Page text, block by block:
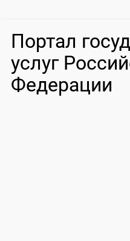
Портал
услуг
Федерации